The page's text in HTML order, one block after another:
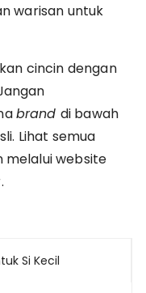
warisan untuk
cincin dengan
brand di bawah
Lihat semua
melalui website
Si Kecil